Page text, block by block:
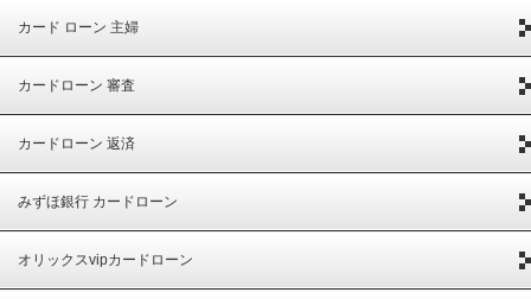
カード ローン 主婦
カードローン 審査
カードローン 返済
みずほ銀行 カードローン
オリックスvipカードローン